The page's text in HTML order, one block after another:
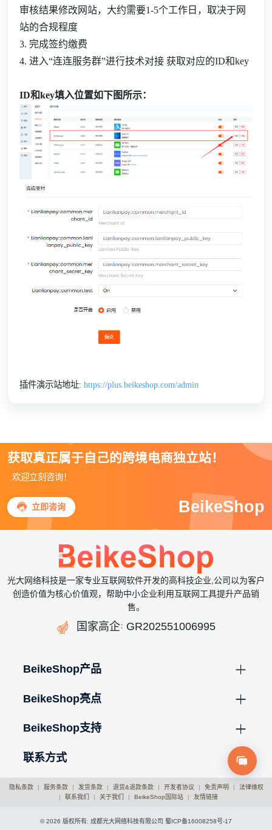
审核结果修改网站，大约需要1-5个工作日，取决于网
站的合规程度
3. 完成签约缴费
4. 进入“连连服务群”进行技术对接 获取对应的ID和key
ID和key填入位置如下图所示：
插件演示站地址:https://plus.beikeshop.com/admin
获取真正属于自己的跨境电商独立站！
欢迎立刻咨询！
 立即咨询 BeikeShop
光大网络科技是一家专业互联网软件开发的高科技企业,公司以为客户
创造价值为核心价值观，帮助中小企业利用互联网工具提升产品销
售。
 国家高企： GR202551006995
BeikeShop产品
BeikeShop亮点
BeikeShop支持
联系方式
隐私条款 | 服务条款 | 发货条款 | 退货&退款条款 | 开发者协议 | 免责声明 |
法律维权
|
联系我们 | 关于我们 | BeikeShop国际站 | 友情链接
© 2026 版权所有: 成都光大网络科技有限公司 蜀ICP备16008258号-17